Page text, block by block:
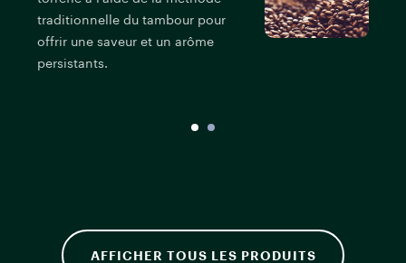
traditionnelle du tambour pour
offrir une saveur et un arôme
persistants.
AFFICHER TOUS LES PRODUITS